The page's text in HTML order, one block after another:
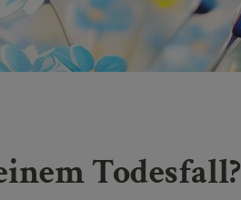
Todesfall?